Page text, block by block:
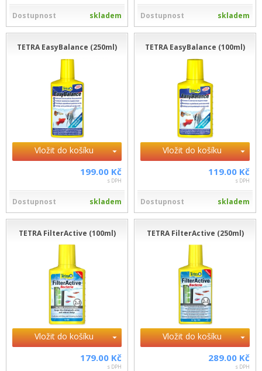
Dostupnost skladem Dostupnost skladem
TETRA EasyBalance (250ml)
Vložit do košíku
199.00 Kč
s DPH
Dostupnost skladem
TETRA EasyBalance (100ml)
Vložit do košíku
119.00 Kč
s DPH
Dostupnost skladem
TETRA FilterActive (100ml)
Vložit do košíku
179.00 Kč
s DPH
TETRA FilterActive (250ml)
Vložit do košíku
289.00 Kč
s DPH